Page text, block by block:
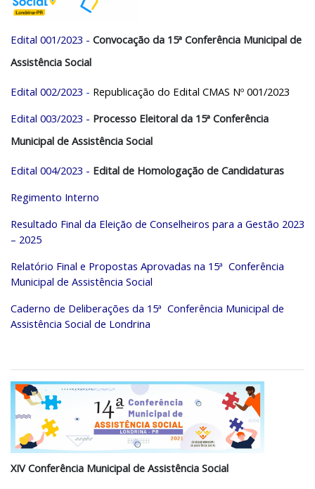
Edital 001/2023 - Convocação da 15ª Conferência Municipal de
Assistência Social
Edital 002/2023 - Republicação do Edital CMAS Nº 001/2023
Edital 003/2023 - Processo Eleitoral da 15ª Conferência
Municipal de Assistência Social
Edital 004/2023 - Edital de Homologação de Candidaturas
Regimento Interno
Resultado Final da Eleição de Conselheiros para a Gestão 2023
– 2025
Relatório Final e Propostas Aprovadas na 15ª Conferência
Municipal de Assistência Social
Caderno de Deliberações da 15ª Conferência Municipal de
Assistência Social de Londrina
XIV Conferência Municipal de Assistência Social